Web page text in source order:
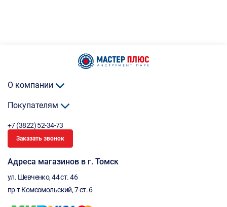
О компании
Покупателям
+7 (3822) 52-34-73
Заказать звонок
Адреса магазинов в г. Томск
ул. Шевченко, 44 ст. 46
пр-т Комсомольский, 7 ст. 6